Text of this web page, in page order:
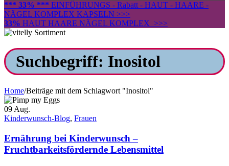
*** 33% *** EINFÜHRUNGS - Rabatt - HAUT - HAARE -
NÄGEL KOMPLEX KAPSELN >>>
33% HAUT HAARE NÄGEL KOMPLEX >>>
Suchbegriff: Inositol
Home/Beiträge mit dem Schlagwort "Inositol"
09 Aug.
Kinderwunsch-Blog, Frauen
Ernährung bei Kinderwunsch –
Fruchtbarkeitsfördernde Lebensmittel